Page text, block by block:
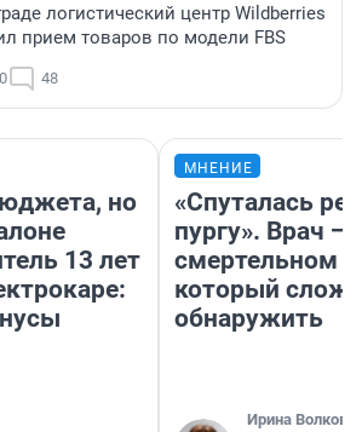
логистический центр Wildberries
прием товаров по модели FBS
48
но
13 лет
МНЕНИЕ
«Спуталась
пургу». Врач —
смертельном
который
обнаружить
Ирина Волкова